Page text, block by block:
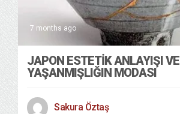
7 months ago
JAPON ESTETİK ANLAYIŞI VE
YAŞANMIŞLIĞIN MODASI
Sakura Öztaş